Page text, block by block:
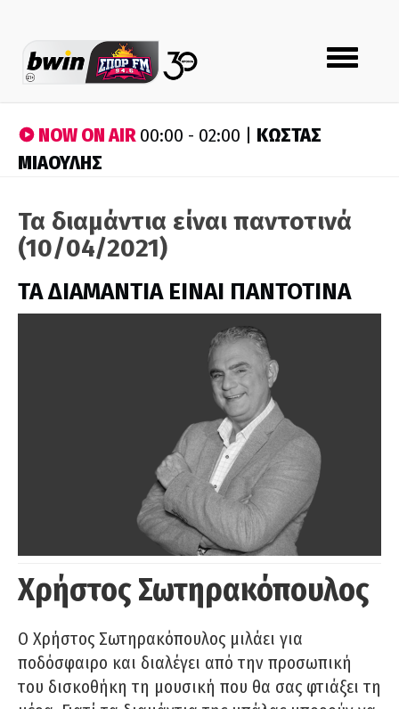
Toggle
navigation
NOW ON AIR00:00 - 02:00 | ΚΩΣΤΑΣ
ΜΙΑΟΥΛΗΣ
Τα διαμάντια είναι παντοτινά
(10/04/2021)
ΤΑ ΔΙΑΜΑΝΤΙΑ ΕΙΝΑΙ ΠΑΝΤΟΤΙΝΑ
Χρήστος Σωτηρακόπουλος
Ο Χρήστος Σωτηρακόπουλος μιλάει για
ποδόσφαιρο και διαλέγει από την προσωπική
του δισκοθήκη τη μουσική που θα σας φτιάξει τη